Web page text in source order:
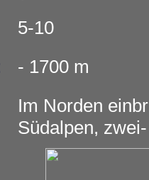
5-10
- 1700 m
Im Norden
Südalpen,